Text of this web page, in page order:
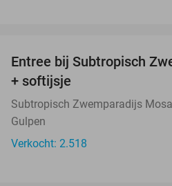
Entree bij Subtropisch
+ softijsje
Subtropisch Zwemparadijs
Gulpen
Verkocht: 2.518